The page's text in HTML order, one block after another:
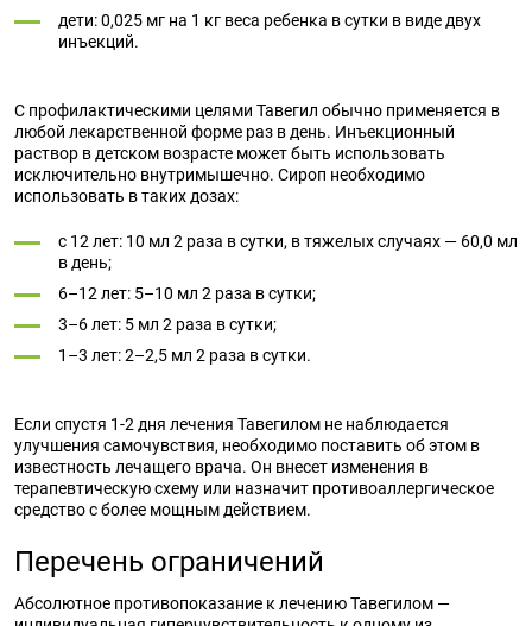
дети: 0,025 мг на 1 кг веса ребенка в сутки в виде двух
инъекций.
С профилактическими целями Тавегил обычно применяется в
любой лекарственной форме раз в день. Инъекционный
раствор в детском возрасте может быть использовать
исключительно внутримышечно. Сироп необходимо
использовать в таких дозах:
с 12 лет: 10 мл 2 раза в сутки, в тяжелых случаях — 60,0 мл
в день;
6–12 лет: 5–10 мл 2 раза в сутки;
3–6 лет: 5 мл 2 раза в сутки;
1–3 лет: 2–2,5 мл 2 раза в сутки.
Если спустя 1-2 дня лечения Тавегилом не наблюдается
улучшения самочувствия, необходимо поставить об этом в
известность лечащего врача. Он внесет изменения в
терапевтическую схему или назначит противоаллергическое
средство с более мощным действием.
Перечень ограничений
Абсолютное противопоказание к лечению Тавегилом —